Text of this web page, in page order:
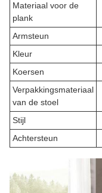
Materiaal voor de
plank
Armsteun
Kleur
Koersen
Verpakkingsmateriaal
van de stoel
Stijl
Achtersteun